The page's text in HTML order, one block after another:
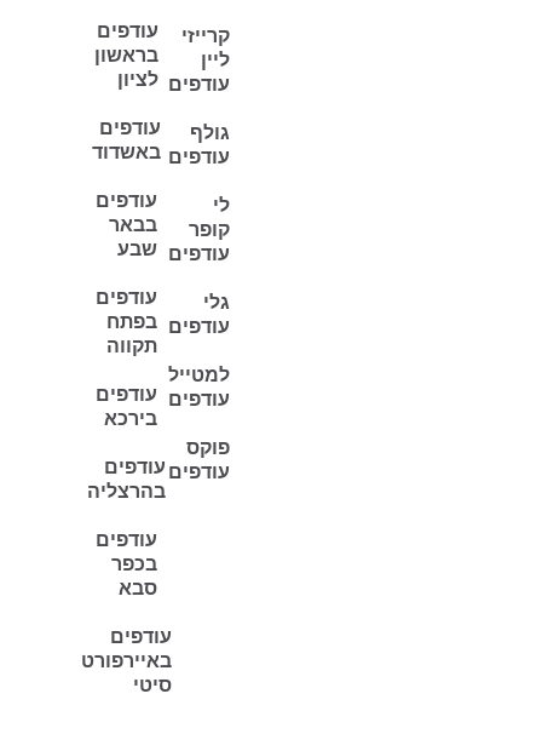
קרייזי
ליין
עודפים
גולף
עודפים
לי
קופר
עודפים
גלי
עודפים
למטייל
עודפים
פוקס
עודפים
עודפים
בראשון
לציון
עודפים
באשדוד
עודפים
בבאר
שבע
עודפים
בפתח
תקווה
עודפים
בירכא
עודפים
בהרצליה
עודפים
בכפר
סבא
עודפים
באיירפורט
סיטי